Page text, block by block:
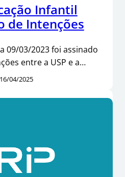
Infantil
de Intenções
09/03/2023 foi assinado
entre a USP e a…
04/2025